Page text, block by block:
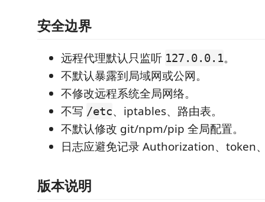
安全边界
远程代理默认只监听 127.0.0.1。
不默认暴露到局域网或公网。
不修改远程系统全局网络。
不写 /etc、iptables、路由表。
不默认修改 git/npm/pip 全局配置。
日志应避免记录 Authorization、token
版本说明